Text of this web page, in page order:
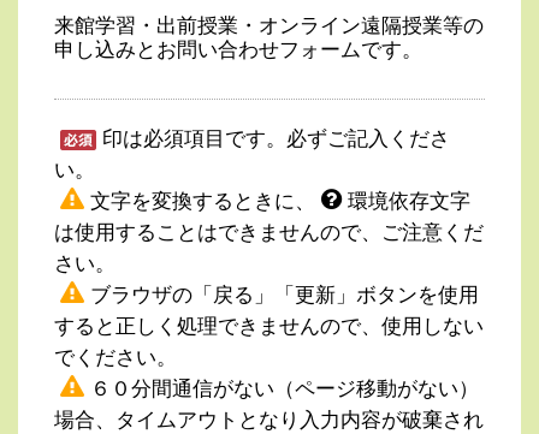
来館学習・出前授業・オンライン遠隔授業等の
申し込みとお問い合わせフォームです。
印は必須項目です。必ずご記入くださ
い。
文字を変換するときに、
環境依存文字
は使用することはできませんので、ご注意くだ
さい。
ブラウザの「戻る」「更新」ボタンを使用
すると正しく処理できませんので、使用しない
でください。
６０分間通信がない（ページ移動がない）
場合、タイムアウトとなり入力内容が破棄され